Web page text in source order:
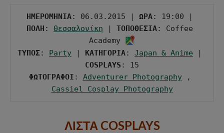
ΗΜΕΡΟΜΗΝΙΑ: 06.03.2015 | ΩΡΑ
ΠΟΛΗ : Θεσσαλονίκη | ΤΟΠΟΘΕΣΙΑ: Coffee
Academy
ΤΥΠΟΣ: Party | ΚΑΤΗΓΟΡΙΑ: Japan & Anime
COSPLAYS
ΦΩΤΟΓΡΑΦΟΙ : Adventurer Photography
Cassiel Cosplay Photography
ΛΙΣΤΑ COSPLAYS